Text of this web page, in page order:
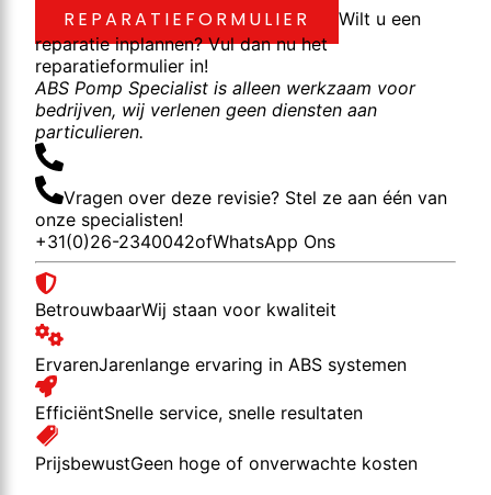
REPARATIEFORMULIER
Wilt u een
reparatie inplannen? Vul dan nu het
reparatieformulier in!
ABS Pomp Specialist is alleen werkzaam voor
bedrijven, wij verlenen geen diensten aan
particulieren.
Vragen over deze revisie? Stel ze aan één van
onze specialisten!
+31(0)26-2340042ofWhatsApp Ons
BetrouwbaarWij staan voor kwaliteit
ErvarenJarenlange ervaring in ABS systemen
EfficiëntSnelle service, snelle resultaten
PrijsbewustGeen hoge of onverwachte kosten